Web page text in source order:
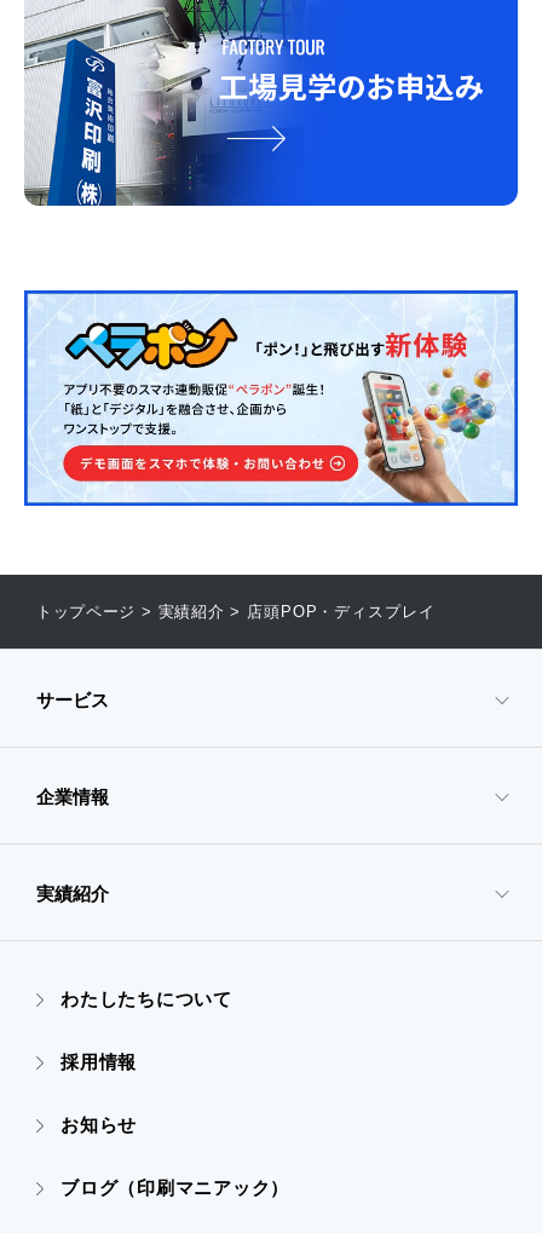
トップページ > 実績紹介 > 店頭POP・ディスプレイ
サービス
- サービスTOP
- 映像・動画制作
- デザイン
- 販促グッズ
企業情報
- 企業情報TOP
- ごあいさつ
- 会社概要
実績紹介
- 実績紹介TOP
わたしたちについて
採用情報
お知らせ
ブログ（印刷マニアック）